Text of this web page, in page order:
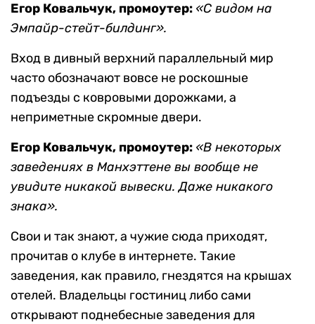
Егор Ковальчук, промоутер: «С видом на
Эмпайр-стейт-билдинг».
Вход в дивный верхний параллельный мир
часто обозначают вовсе не роскошные
подъезды с ковровыми дорожками, а
неприметные скромные двери.
Егор Ковальчук, промоутер: «В некоторых
заведениях в Манхэттене вы вообще не
увидите никакой вывески. Даже никакого
знака».
Свои и так знают, а чужие сюда приходят,
прочитав о клубе в интернете. Такие
заведения, как правило, гнездятся на крышах
отелей. Владельцы гостиниц либо сами
открывают поднебесные заведения для